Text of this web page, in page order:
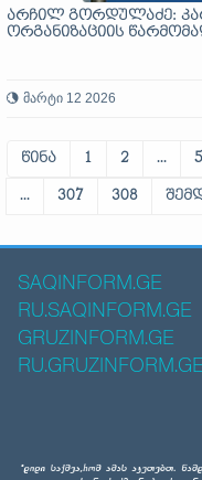
არჩილ გორდულაძე:
ორგანიზაციის
მარტი 12 2026
წინა 1 2 ... 5
... 307 308
SAQINFORM.GE
RU.SAQINFORM.GE
GRUZINFORM.GE
RU.GRUZINFORM.GE